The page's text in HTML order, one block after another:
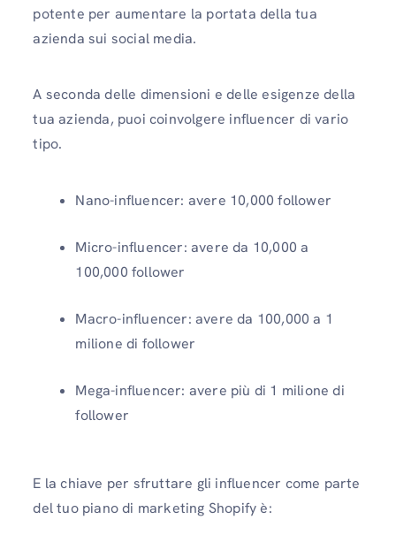
potente per aumentare la portata della tua
azienda sui social media.
A seconda delle dimensioni e delle esigenze della
tua azienda, puoi coinvolgere influencer di vario
tipo.
Nano-influencer: avere 10,000 follower
Micro-influencer: avere da 10,000 a
100,000 follower
Macro-influencer: avere da 100,000 a 1
milione di follower
Mega-influencer: avere più di 1 milione di
follower
E la chiave per sfruttare gli influencer come parte
del tuo piano di marketing Shopify è: